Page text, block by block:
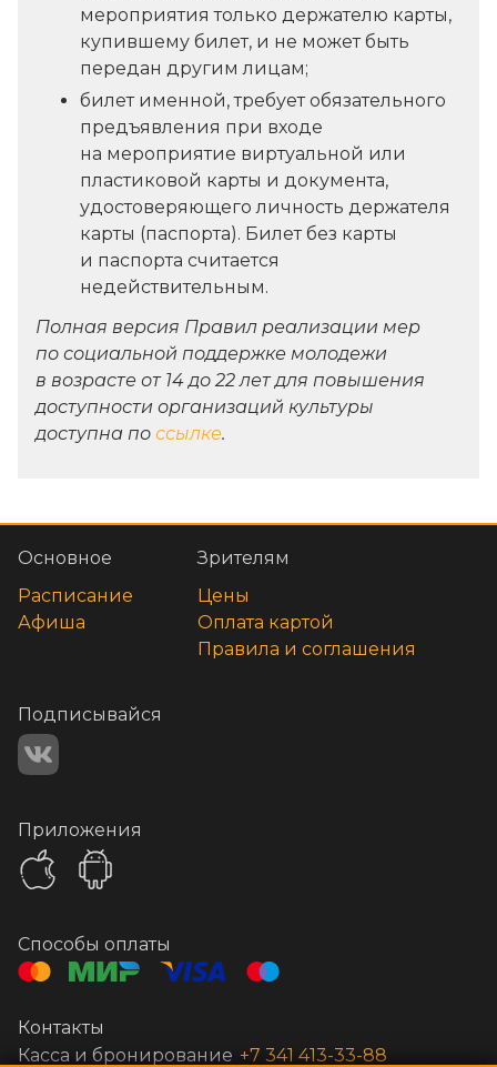
мероприятия только держателю карты,
купившему билет, и не может быть
передан другим лицам;
билет именной, требует обязательного
предъявления при входе
на мероприятие виртуальной или
пластиковой карты и документа,
удостоверяющего личность держателя
карты (паспорта). Билет без карты
и паспорта считается
недействительным.
Полная версия Правил реализации мер
по социальной поддержке молодежи
в возрасте от 14 до 22 лет для повышения
доступности организаций культуры
доступна по ссылке.
Основное
Расписание
Афиша
Зрителям
Цены
Оплата картой
Правила и соглашения
Подписывайся
Приложения
Способы оплаты
Контакты
Касса и бронирование +7 341 413-33-88